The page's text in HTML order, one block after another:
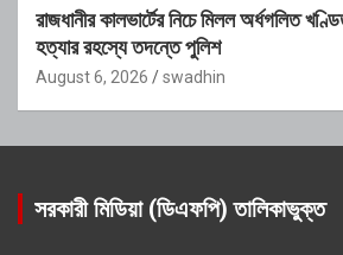
রাজধানীর কালভার্টের নিচে মিলল অর্ধগলিত
হত্যার রহস্যে তদন্তে পুলিশ
August 6, 2026 swadhin
সরকারী মিডিয়া (ডিএফপি) তালিকাভুক্ত